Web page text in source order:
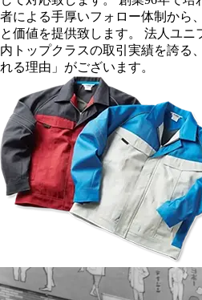
者による手厚いフォロー体制から
と価値を提供致します。 法人ユニ
内トップクラスの取引実績を誇る
れる理由」がございます。